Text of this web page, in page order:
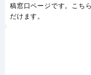
稿窓口ページです。こち
だけます。